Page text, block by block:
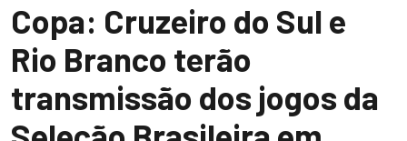
Copa: Cruzeiro do Sul e
Rio Branco terão
transmissão dos jogos da